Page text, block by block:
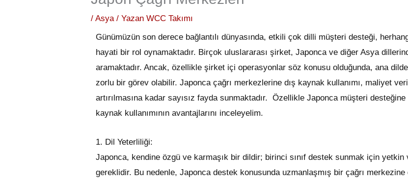
/Asya/ YazanWCC Takımı
Günümüzün son derece bağlantılı dünyasında, etkili çok dilli müşteri desteği,
hayati bir rol oynamaktadır. Birçok uluslararası şirket, Japonca ve diğer Asya
aramaktadır. Ancak, özellikle şirket içi operasyonlar söz konusu olduğunda, ana
zorlu bir görev olabilir. Japonca çağrı merkezlerine dış kaynak kullanımı, maliyet
artırılmasına kadar sayısız fayda sunmaktadır. Özellikle Japonca müşteri
kaynak kullanımının avantajlarını inceleyelim.
1. Dil Yeterliliği:
Japonca, kendine özgü ve karmaşık bir dildir; birinci sınıf destek sunmak için
gereklidir. Bu nedenle, Japonca destek konusunda uzmanlaşmış bir çağrı